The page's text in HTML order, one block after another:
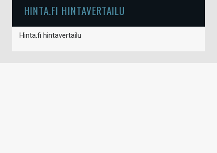
HINTA.FI HINTAVERTAILU
Hinta.fi hintavertailu